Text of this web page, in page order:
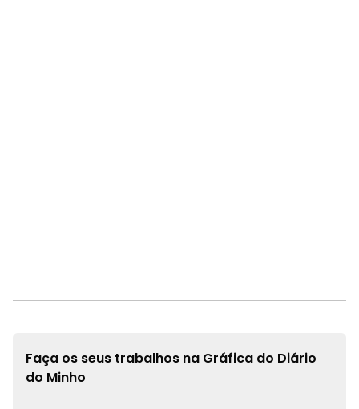
Faça os seus trabalhos na Gráfica do Diário
do Minho